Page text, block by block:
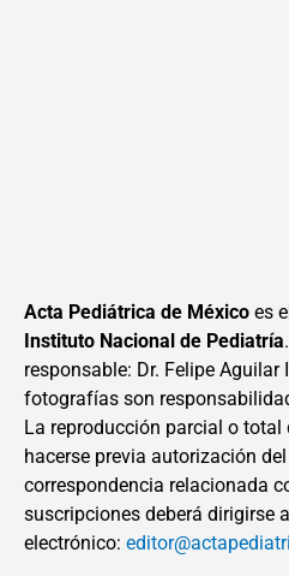
Acta Pediátrica de México es
Instituto Nacional de Pediatría
responsable: Dr. Felipe
fotografías son
La reproducción parcial o total
hacerse previa autorización
correspondencia relacionada
suscripciones deberá dirigirse
electrónico: